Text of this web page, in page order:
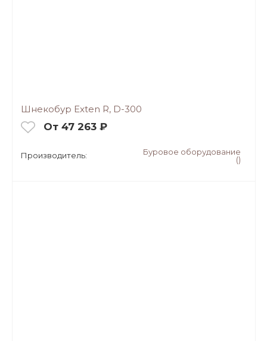
Шнекобур Exten R, D-300
От 47 263 ₽
Производитель:
Буровое оборудование
()